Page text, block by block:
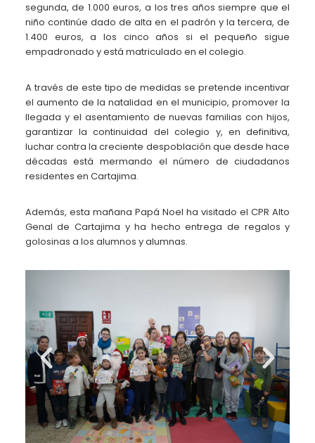
segunda, de 1.000 euros, a los tres años siempre que el
niño continúe dado de alta en el padrón y la tercera, de
1.400 euros, a los cinco años si el pequeño sigue
empadronado y está matriculado en el colegio.
A través de este tipo de medidas se pretende incentivar
el aumento de la natalidad en el municipio, promover la
llegada y el asentamiento de nuevas familias con hijos,
garantizar la continuidad del colegio y, en definitiva,
luchar contra la creciente despoblación que desde hace
décadas está mermando el número de ciudadanos
residentes en Cartajima.
Además, esta mañana Papá Noel ha visitado el CPR Alto
Genal de Cartajima y ha hecho entrega de regalos y
golosinas a los alumnos y alumnas.